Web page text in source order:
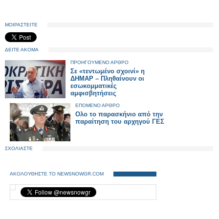
ΜΟΙΡΑΣΤΕΙΤΕ
ΔΕΙΤΕ ΑΚΟΜΑ
ΠΡΟΗΓΟΥΜΕΝΟ ΑΡΘΡΟ
Σε «τεντωμένο σχοινί» η
ΔΗΜΑΡ – Πληθαίνουν οι
εσωκομματικές
αμφισβητήσεις
ΕΠΟΜΕΝΟ ΑΡΘΡΟ
Ολο το παρασκήνιο από την
παραίτηση του αρχηγού ΓΕΣ
ΣΧΟΛΙΑΣΤΕ
ΑΚΟΛΟΥΘΗΣΤΕ ΤΟ NEWSNOWGR.COM